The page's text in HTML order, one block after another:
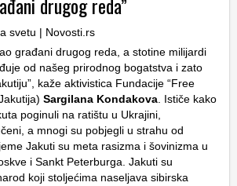
drugog reda”
građani drugog reda, a stotine milijardi
od našeg prirodnog bogatstva i zato
kaže aktivistica Fundacije “Free
Sargilana Kondakova. Ističe kako
poginuli na ratištu u Ukrajini,
a mnogi su pobjegli u strahu od
Jakuti su meta rasizma i šovinizma u
i Sankt Peterburga. Jakuti su
koji stoljećima naseljava sibirska